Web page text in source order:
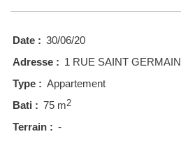
Date : 30/06/20
Adresse : 1 RUE SAINT GERMAIN
Type : Appartement
Bati : 75 m2
Terrain : -